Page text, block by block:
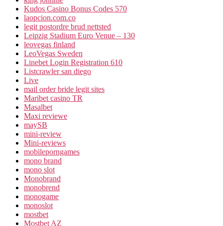
Kudos Casino Bonus Codes 570
laopcion.com.co
legit postordre brud nettsted
Leipzig Stadium Euro Venue – 130
leovegas finland
LeoVegas Sweden
Linebet Login Registration 610
Listcrawler san diego
Live
mail order bride legit sites
Maribet casino TR
Masalbet
Maxi reviewe
maySB
mini-review
Mini-reviews
mobileporngames
mono brand
mono slot
Monobrand
monobrend
monogame
monoslot
mostbet
Mostbet AZ